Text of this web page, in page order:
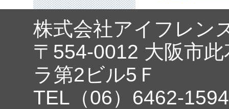
株式会社アイフレン
〒554-0012 大阪市
ラ第2ビル5Ｆ
TEL（06）6462-